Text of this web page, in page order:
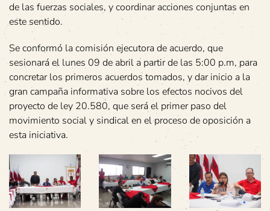
de las fuerzas sociales, y coordinar acciones conjuntas en
este sentido.
Se conformó la comisión ejecutora de acuerdo, que
sesionará el lunes 09 de abril a partir de las 5:00 p.m, para
concretar los primeros acuerdos tomados, y dar inicio a la
gran campaña informativa sobre los efectos nocivos del
proyecto de ley 20.580, que será el primer paso del
movimiento social y sindical en el proceso de oposición a
esta iniciativa.